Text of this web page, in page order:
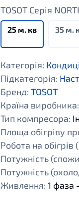
TOSOT Cерія
25 м. кв 35 м.
Категорія:
Підкатегорія:
Бренд: TOSOT
Країна виробника:
Тип компресора:
Площа обігріву
Робота на обігрів
Потужність
Потужність
Живлення: 1 фаза